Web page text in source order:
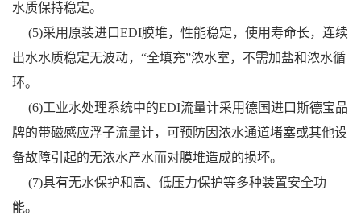
水质保持稳定。
(5)采用原装进口EDI膜堆，性能稳定，使用寿命长，连续
出水水质稳定无波动，“全填充”浓水室，不需加盐和浓水循
环。
(6)工业水处理系统中的EDI流量计采用德国进口斯德宝品
牌的带磁感应浮子流量计，可预防因浓水通道堵塞或其他设
备故障引起的无浓水产水而对膜堆造成的损坏。
(7)具有无水保护和高、低压力保护等多种装置安全功
能。